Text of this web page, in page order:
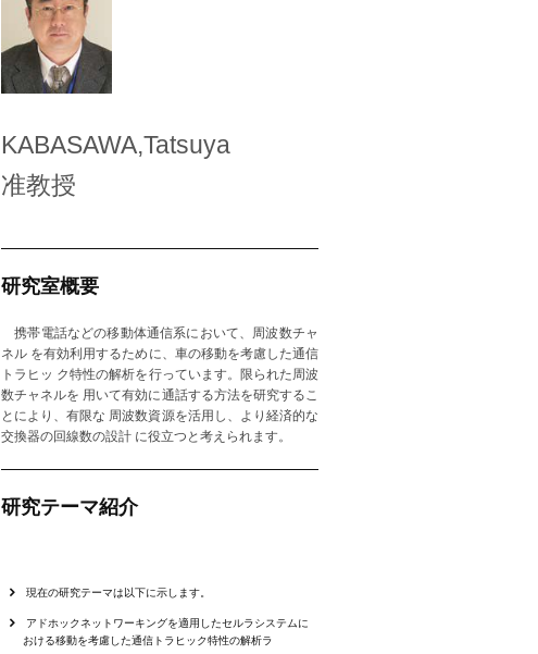
KABASAWA,Tatsuya
准教授
研究室概要
携帯電話などの移動体通信系において、周波数チャ
ネル を有効利用するために、車の移動を考慮した通信
トラヒッ ク特性の解析を行っています。限られた周波
数チャネルを 用いて有効に通話する方法を研究するこ
とにより、有限な 周波数資源を活用し、より経済的な
交換器の回線数の設計 に役立つと考えられます。
研究テーマ紹介
現在の研究テーマは以下に示します。
アドホックネットワーキングを適用したセルラシステムに
おける移動を考慮した通信トラヒック特性の解析ラ